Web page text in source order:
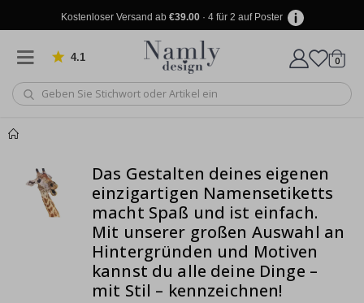
Kostenloser Versand ab €39.00· 4 für 2 auf Poster
4.1 von 1029 Bewertungen
Wagen
0
Produkt zum
Warenkorb
hinzugefügt ✔️
Kostenloser Versand
Wagen Kasse
Das Gestalten deines eigenen
einzigartigen Namensetiketts
macht Spaß und ist einfach.
Mit unserer großen Auswahl an
Hintergründen und Motiven
kannst du alle deine Dinge –
mit Stil – kennzeichnen!